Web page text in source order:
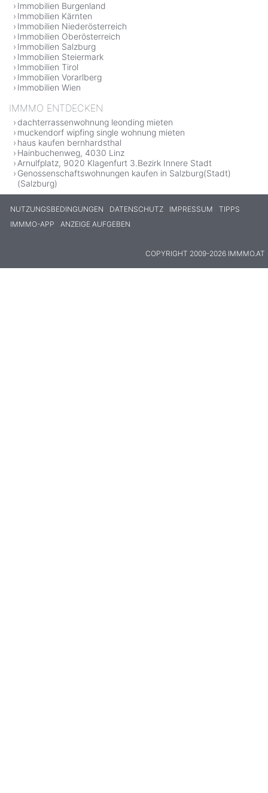
Immobilien Burgenland
Immobilien Kärnten
Immobilien Niederösterreich
Immobilien Oberösterreich
Immobilien Salzburg
Immobilien Steiermark
Immobilien Tirol
Immobilien Vorarlberg
Immobilien Wien
IMMMO ENTDECKEN
dachterrassenwohnung leonding mieten
muckendorf wipfing single wohnung mieten
haus kaufen bernhardsthal
Hainbuchenweg, 4030 Linz
Arnulfplatz, 9020 Klagenfurt 3.Bezirk Innere Stadt
Genossenschaftswohnungen kaufen in Salzburg(Stadt)
(Salzburg)
NUTZUNGSBEDINGUNGEN DATENSCHUTZ IMPRESSUM
TIPPS
IMMMO-APP
ANZEIGE AUFGEBEN
COPYRIGHT 2009-2026 IMMMO.AT